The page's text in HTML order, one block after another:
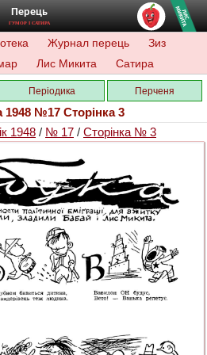
Перець
ГУМОР І САТИРА
Журнал перець
Зиз
Лис Микита Сатира
Періодика Перченя
№17 Сторінка 3
1948 / № 17 / Сторінка № 3